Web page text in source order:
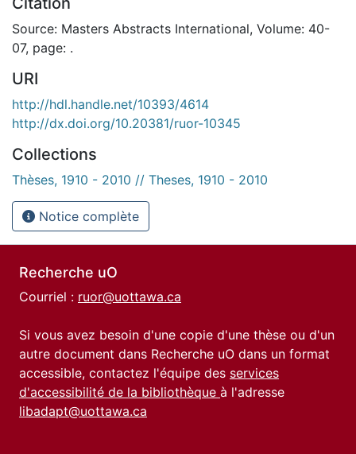
Source: Masters Abstracts International, Volume: 40-
07, page: .
URI
http://hdl.handle.net/10393/4614
http://dx.doi.org/10.20381/ruor-10345
Collections
Thèses, 1910 - 2010 // Theses, 1910 - 2010
Notice complète
Recherche uO
Courriel : ruor@uottawa.ca
Si vous avez besoin d'une copie d'une thèse ou d'un
autre document dans Recherche uO dans un format
accessible, contactez l'équipe des services
d'accessibilité de la bibliothèque à l'adresse
libadapt@uottawa.ca